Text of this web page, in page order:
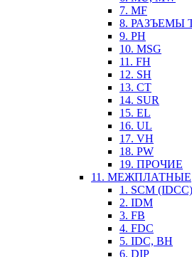
7. MF
8. РАЗЪЕМЫ
9. PH
10. MSG
11. FH
12. SH
13. CT
14. SUR
15. EL
16. UL
17. VH
18. PW
19. ПРОЧИЕ
11. МЕЖПЛАТНЫЕ
1. SCM (IDCC)
2. IDM
3. FB
4. FDC
5. IDC, BH
6. DIP